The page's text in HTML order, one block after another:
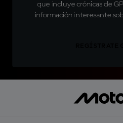
que incluye crónicas de
información interesante